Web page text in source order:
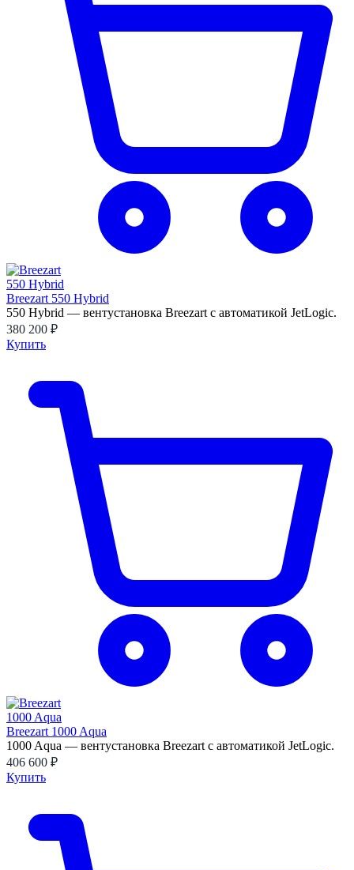
Breezart 550 Hybrid
550 Hybrid — вентустановка Breezart с автоматикой JetLogic.
380 200 ₽
Купить
Breezart 1000 Aqua
1000 Aqua — вентустановка Breezart с автоматикой JetLogic.
406 600 ₽
Купить